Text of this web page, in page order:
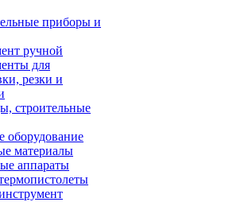
приборы и
ручной
для
резки и
строительные
оборудование
материалы
аппараты